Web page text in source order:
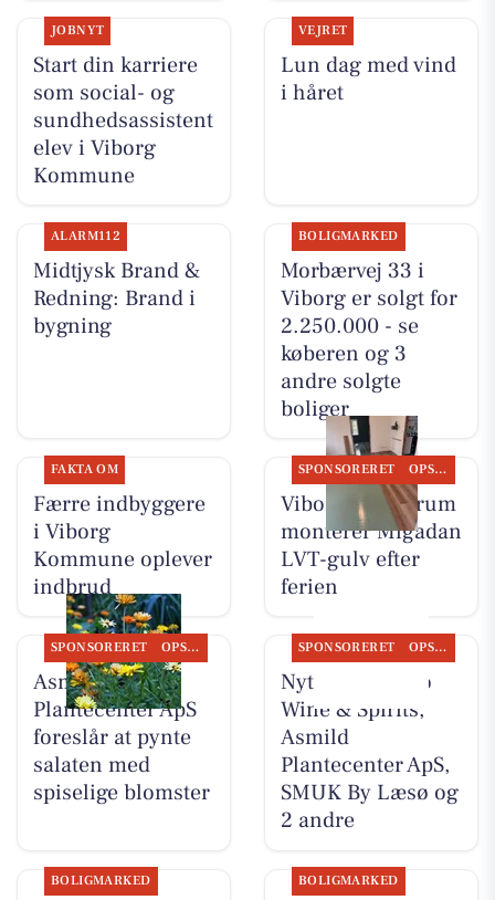
JOBNYT
Start din karriere
som social- og
sundhedsassistent
elev i Viborg
Kommune
VEJRET
Lun dag med vind
i håret
ALARM112
Midtjysk Brand &
Redning: Brand i
bygning
BOLIGMARKED
Morbærvej 33 i
Viborg er solgt for
2.250.000 - se
køberen og 3
andre solgte
boliger
FAKTA OM
Færre indbyggere
i Viborg
Kommune oplever
indbrud
SPONSORERET OPSLAGSTAVLEN
Viborg Gulvforum
monterer Migadan
LVT-gulv efter
ferien
SPONSORERET OPSLAGSTAVLEN
Asmild
Plantecenter ApS
foreslår at pynte
salaten med
spiselige blomster
SPONSORERET OPSLAGSTAVLEN
Nyt fra Lahvino
Wine & Spirits,
Asmild
Plantecenter ApS,
SMUK By Læsø og
2 andre
BOLIGMARKED BOLIGMARKED